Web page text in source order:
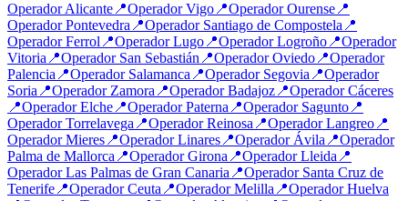
OperadorAlicante 📍OperadorVigo 📍OperadorOurense 📍
OperadorPontevedra 📍Operador Santiago de Compostela 📍
OperadorFerrol 📍OperadorLugo 📍OperadorLogroño 📍Operador
Vitoria 📍Operador San Sebastián 📍OperadorOviedo 📍Operador
Palencia 📍Operador Salamanca 📍Operador Segovia 📍Operador
Soria 📍Operador Zamora 📍OperadorBadajoz 📍OperadorCáceres
📍OperadorElche 📍OperadorPaterna 📍Operador Sagunto 📍
OperadorTorrelavega 📍OperadorReinosa 📍OperadorLangreo 📍
OperadorMieres 📍OperadorLinares 📍Operador Ávila 📍Operador
Palma de Mallorca 📍OperadorGirona 📍OperadorLleida 📍
OperadorLas Palmas de Gran Canaria 📍Operador Santa Cruz de
Tenerife 📍OperadorCeuta 📍OperadorMelilla 📍OperadorHuelva